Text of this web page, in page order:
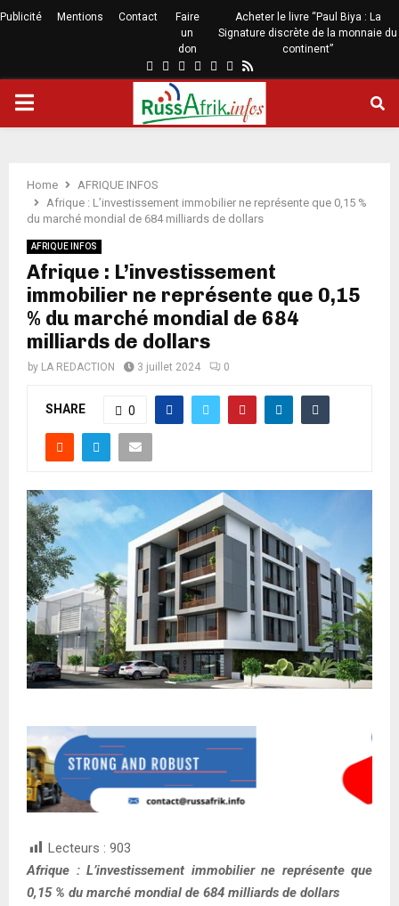
Publicité Mentions Contact
Faire
un
don
Acheter le livre “Paul Biya : La
Signature discrète de la monnaie du
continent”
Home
AFRIQUE INFOS
Afrique : L’investissement immobilier ne représente que 0,15 %
du marché mondial de 684 milliards de dollars
AFRIQUE INFOS
Afrique : L’investissement
immobilier ne représente que 0,15
% du marché mondial de 684
milliards de dollars
by LA REDACTION 3 juillet 2024 0
SHARE 0
Lecteurs : 903
Afrique : L’investissement immobilier ne représente que
0,15 % du marché mondial de 684 milliards de dollars